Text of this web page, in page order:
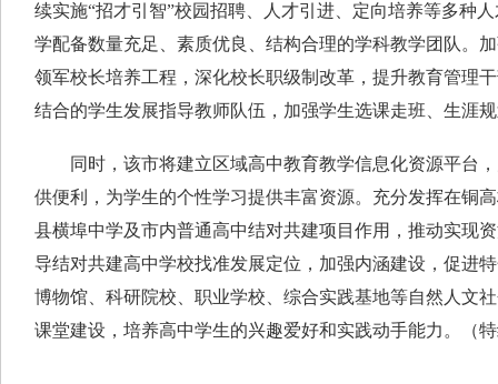
续实施“招才引智”校园招聘、人才引进、定向培养等多种
学配备数量充足、素质优良、结构合理的学科教学团队。
领军校长培养工程，深化校长职级制改革，提升教育管理
结合的学生发展指导教师队伍，加强学生选课走班、生涯
同时，该市将建立区域高中教育教学信息化资源平台，
供便利，为学生的个性学习提供丰富资源。充分发挥在
县横埠中学及市内普通高中结对共建项目作用，推动实现
导结对共建高中学校找准发展定位，加强内涵建设，促进
博物馆、科研院校、职业学校、综合实践基地等自然人文
课堂建设，培养高中学生的兴趣爱好和实践动手能力。（